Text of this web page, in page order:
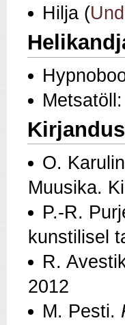
Hilja (
Metsatöll:
Kirjandus
O.
Muusika.
P.-R.
kunstilisel
R.
2012
M. Pesti.